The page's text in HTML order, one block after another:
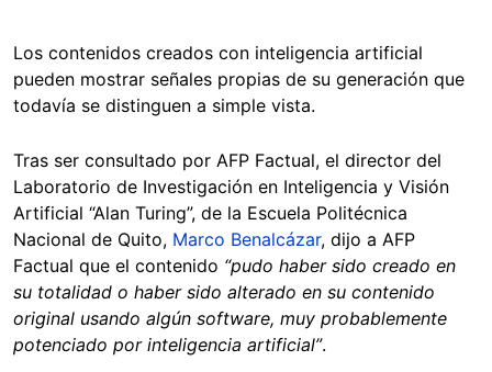
Los contenidos creados con inteligencia artificial
pueden mostrar señales propias de su generación que
todavía se distinguen a simple vista.
Tras ser consultado por AFP Factual, el director del
Laboratorio de Investigación en Inteligencia y Visión
Artificial “Alan Turing”, de la Escuela Politécnica
Nacional de Quito, Marco Benalcázar, dijo a AFP
Factual que el contenido “pudo haber sido creado en
su totalidad o haber sido alterado en su contenido
original usando algún software, muy probablemente
potenciado por inteligencia artificial”.